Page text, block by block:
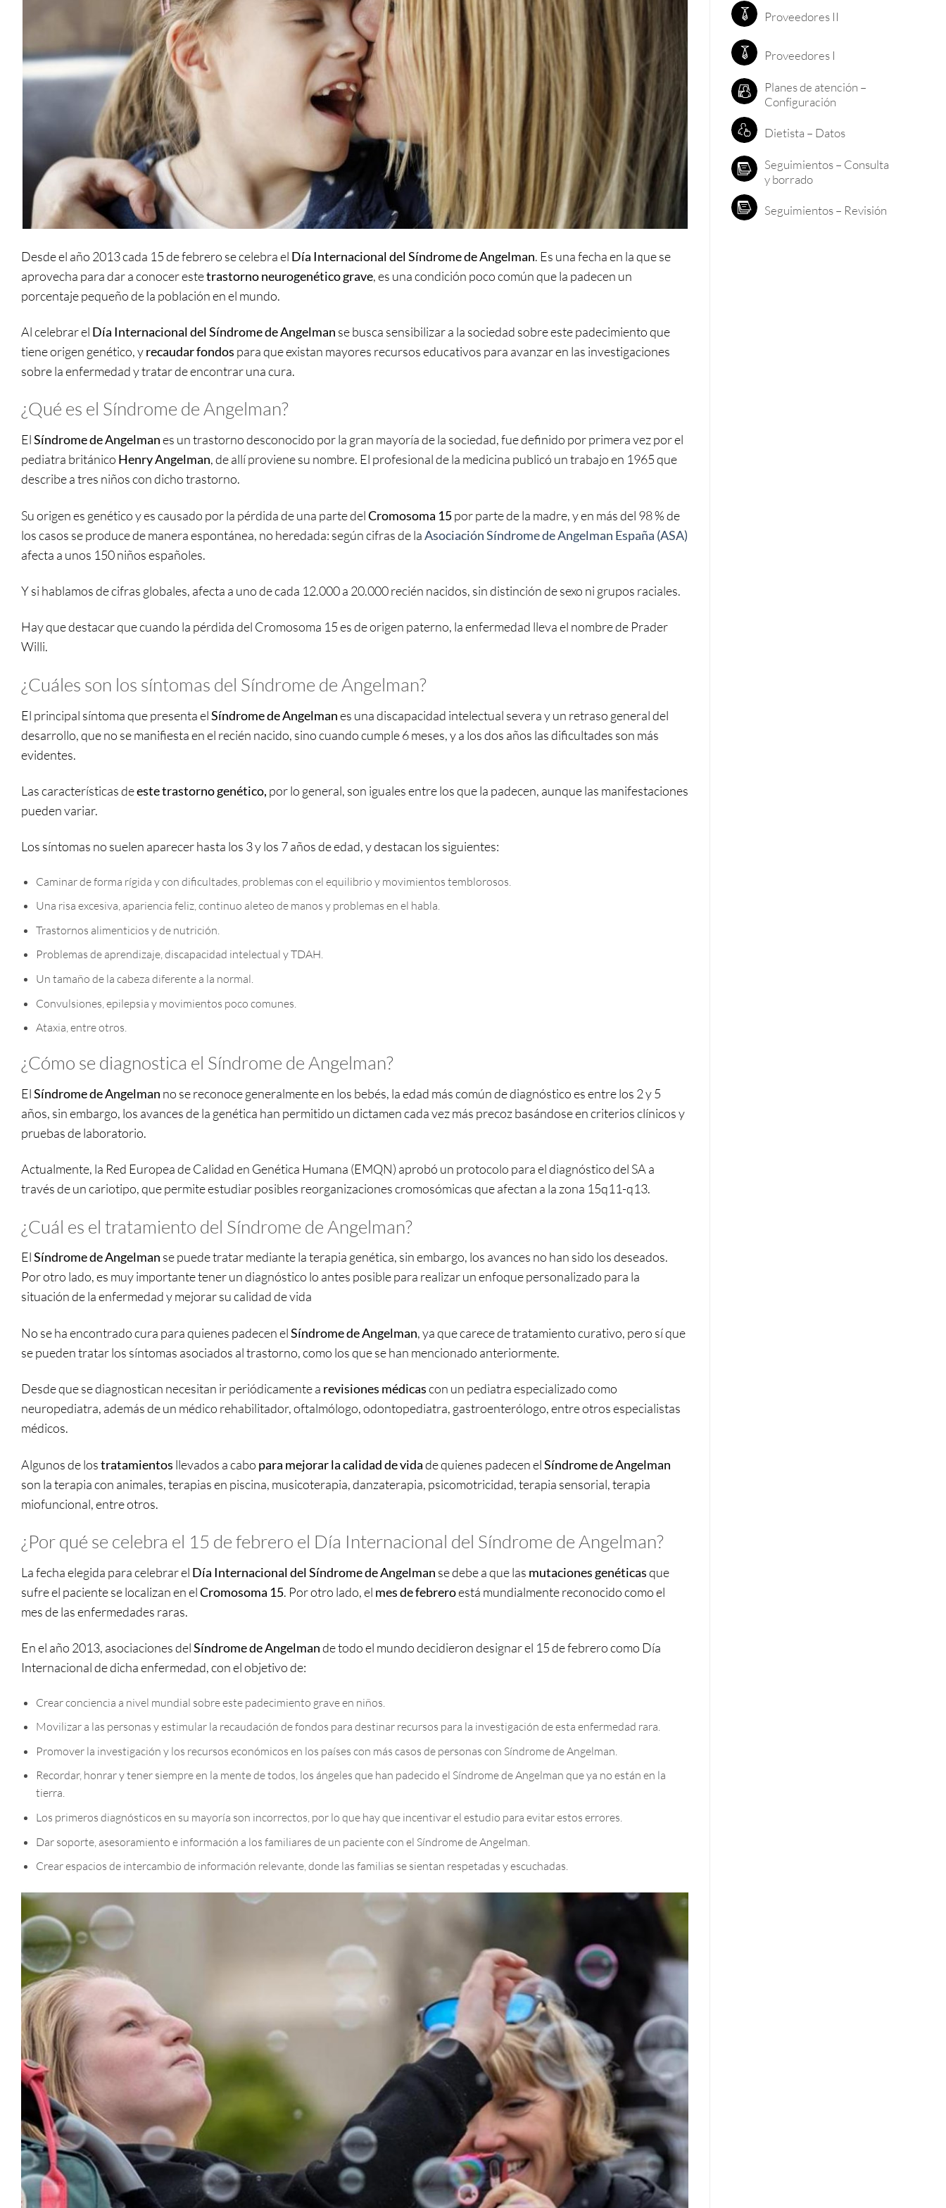
Desde el año 2013 cada 15 de febrero se celebra el Día Internacional del Síndrome de Angelman. Es una fecha en la que se
aprovecha para dar a conocer estetrastorno neurogenético grave, es una condición poco común que la padecen un
porcentaje pequeño de la población en el mundo.
Al celebrar el Día Internacional del Síndrome de Angelman se busca sensibilizar a la sociedad sobre este padecimiento que
tiene origen genético, yrecaudar fondos para que existan mayores recursos educativos para avanzar en las investigaciones
sobre la enfermedad y tratar de encontrar una cura.
¿Qué es el Síndrome de Angelman?
ElSíndrome de Angelmanes un trastorno desconocido por la gran mayoría de la sociedad, fue definido por primera vez por el
pediatra británico Henry Angelman, de allí proviene su nombre. El profesional de la medicina publicó un trabajo en 1965 que
describe a tres niños con dicho trastorno.
Su origen es genético y es causado por la pérdida de una parte delCromosoma 15por parte de la madre, y en más del 98 % de
los casos se produce de manera espontánea, no heredada: según cifras de laAsociación Síndrome de Angelman España (ASA)
afecta a unos 150 niños españoles.
Y si hablamos de cifras globales, afecta a uno de cada 12.000 a 20.000 recién nacidos, sin distinción de sexo ni grupos raciales.
Hay que destacar que cuando la pérdida del Cromosoma 15 es de origen paterno, la enfermedad lleva el nombre de Prader
Willi.
¿Cuáles son los síntomas del Síndrome de Angelman?
El principal síntoma que presenta elSíndrome de Angelmanes una discapacidad intelectual severa y un retraso general del
desarrollo, que no se manifiesta en el recién nacido, sino cuando cumple 6 meses, y a los dos años las dificultades son más
evidentes.
Las características deeste trastorno genético, por lo general, son iguales entre los que la padecen, aunque las manifestaciones
pueden variar.
Los síntomas no suelen aparecer hasta los 3 y los 7 años de edad, y destacan los siguientes:
Caminar de forma rígida y con dificultades, problemas con el equilibrio y movimientos temblorosos.
Una risa excesiva, apariencia feliz, continuo aleteo de manos y problemas en el habla.
Trastornos alimenticios y de nutrición.
Problemas de aprendizaje, discapacidad intelectual y TDAH.
Un tamaño de la cabeza diferente a la normal.
Convulsiones, epilepsia y movimientos poco comunes.
Ataxia, entre otros.
¿Cómo se diagnostica el Síndrome de Angelman?
ElSíndrome de Angelman no se reconoce generalmente en los bebés, la edad más común de diagnóstico es entre los 2 y 5
años, sin embargo, los avances de la genética han permitido un dictamen cada vez más precoz basándose en criterios clínicos y
pruebas de laboratorio.
Actualmente, la Red Europea de Calidad en Genética Humana (EMQN) aprobó un protocolo para el diagnóstico del SA a
través de un cariotipo, que permite estudiar posibles reorganizaciones cromosómicas que afectan a la zona 15q11-q13.
¿Cuál es el tratamiento del Síndrome de Angelman?
ElSíndrome de Angelman se puede tratar mediante la terapia genética, sin embargo, los avances no han sido los deseados.
Por otro lado, es muy importante tener un diagnóstico lo antes posible para realizar un enfoque personalizado para la
situación de la enfermedad y mejorar su calidad de vida
No se ha encontrado cura para quienes padecen elSíndrome de Angelman, ya que carece de tratamiento curativo, pero sí que
se pueden tratar los síntomas asociados al trastorno, como los que se han mencionado anteriormente.
Desde que se diagnostican necesitan ir periódicamente a revisiones médicascon un pediatra especializado como
neuropediatra, además de un médico rehabilitador, oftalmólogo, odontopediatra, gastroenterólogo, entre otros especialistas
médicos.
Algunos de lostratamientos llevados a cabo para mejorar la calidad de vidade quienes padecen elSíndrome de Angelman
son la terapia con animales, terapias en piscina, musicoterapia, danzaterapia, psicomotricidad, terapia sensorial, terapia
miofuncional, entre otros.
¿Por qué se celebra el 15 de febrero el Día Internacional del Síndrome de Angelman?
La fecha elegida para celebrar el Día Internacional del Síndrome de Angelman se debe a que las mutaciones genéticasque
sufre el paciente se localizan en elCromosoma 15. Por otro lado, el mes de febreroestá mundialmente reconocido como el
mes de las enfermedades raras.
En el año 2013, asociaciones delSíndrome de Angelmande todo el mundo decidieron designar el 15 de febrero como Día
Internacional de dicha enfermedad, con el objetivo de:
Crear conciencia a nivel mundial sobre este padecimiento grave en niños.
Movilizar a las personas y estimular la recaudación de fondos para destinar recursos para la investigación de esta enfermedad rara.
Promover la investigación y los recursos económicos en los países con más casos de personas con Síndrome de Angelman.
Recordar, honrar y tener siempre en la mente de todos, los ángeles que han padecido el Síndrome de Angelman que ya no están en la
tierra.
Los primeros diagnósticos en su mayoría son incorrectos, por lo que hay que incentivar el estudio para evitar estos errores.
Dar soporte, asesoramiento e información a los familiares de un paciente con el Síndrome de Angelman.
Crear espacios de intercambio de información relevante, donde las familias se sientan respetadas y escuchadas.
Proveedores II
Proveedores I
Planes de atención –
Configuración
Dietista – Datos
Seguimientos – Consulta
y borrado
Seguimientos – Revisión